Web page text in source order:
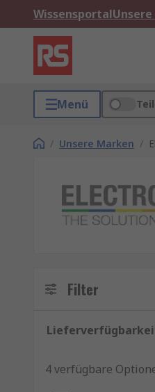
Wissensportal
Menü
/ Unsere Marken /
Filter
4 verfügbare